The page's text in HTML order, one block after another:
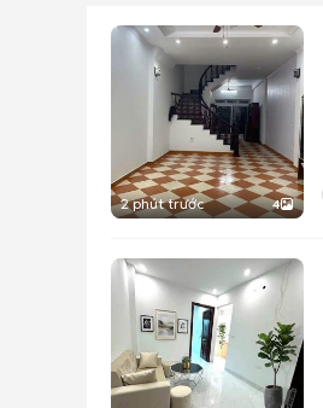
2 phút trước 4